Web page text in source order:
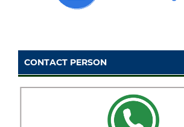
CONTACT PERSON